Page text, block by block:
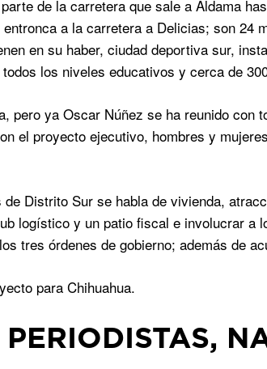
de la carretera que sale a Aldama
a la carretera a Delicias; son
en su haber, ciudad deportiva sur,
los niveles educativos y cerca de
pero ya Oscar Núñez se ha reunido
el proyecto ejecutivo, hombres y
Distrito Sur se habla de vivienda,
logístico y un patio fiscal e involucrar
tres órdenes de gobierno; además de
para Chihuahua.